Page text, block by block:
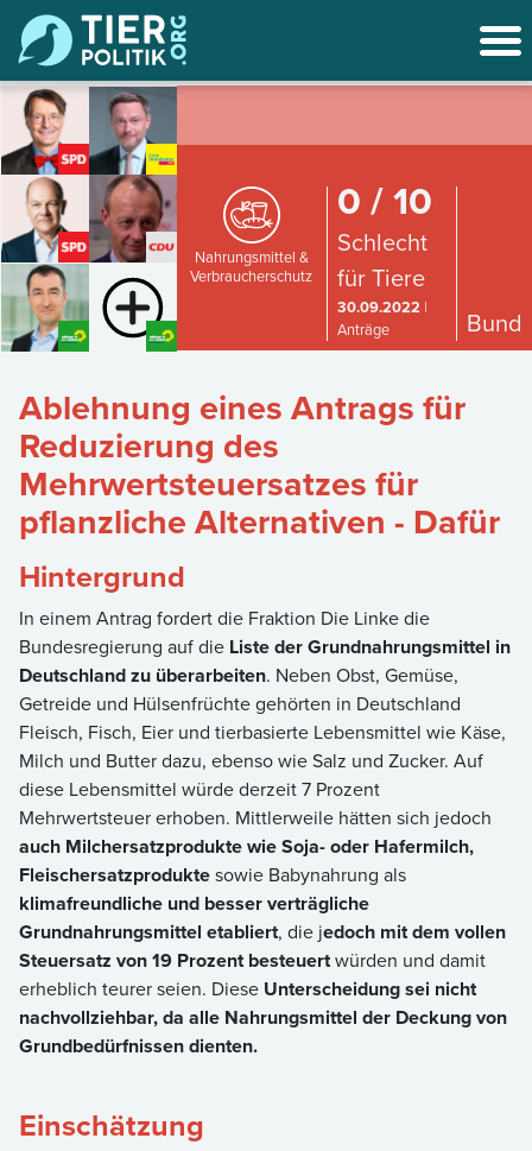
Nahrungsmittel &
Verbraucherschutz
0 / 10
Schlecht
für Tiere
30.09.2022 |
Anträge
Bund
Ablehnung eines Antrags für
Reduzierung des
Mehrwertsteuersatzes für
pflanzliche Alternativen - Dafür
Hintergrund
In einem Antrag fordert die Fraktion Die Linke die
Bundesregierung auf die Liste der Grundnahrungsmittel in
Deutschland zu überarbeiten. Neben Obst, Gemüse,
Getreide und Hülsenfrüchte gehörten in Deutschland
Fleisch, Fisch, Eier und tierbasierte Lebensmittel wie Käse,
Milch und Butter dazu, ebenso wie Salz und Zucker. Auf
diese Lebensmittel würde derzeit 7 Prozent
Mehrwertsteuer erhoben. Mittlerweile hätten sich jedoch
auch Milchersatzprodukte wie Soja- oder Hafermilch,
Fleischersatzproduktesowie Babynahrung als
klimafreundliche und besser verträgliche
Grundnahrungsmittel etabliert, die jedoch mit dem vollen
Steuersatz von 19 Prozent besteuertwürden und damit
erheblich teurer seien. Diese Unterscheidung sei nicht
nachvollziehbar, da alle Nahrungsmittel der Deckung von
Grundbedürfnissen dienten.
Einschätzung